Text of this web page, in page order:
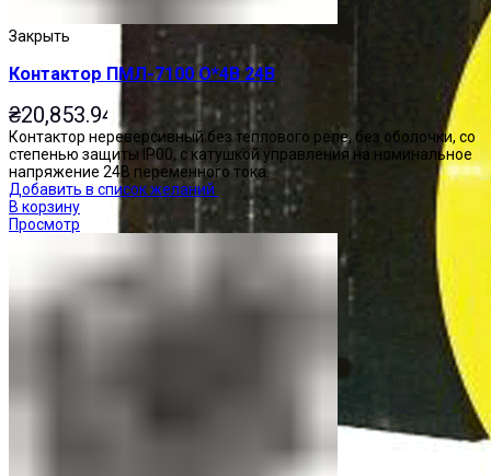
Закрыть
Контактор ПМЛ-7100 О*4В 24В
₴20,853.94
Контактор нереверсивный без теплового реле, без оболочки, со
степенью защиты IP00, с катушкой управления на номинальное
напряжение 24В переменного тока.
Добавить в список желаний
В корзину
Просмотр